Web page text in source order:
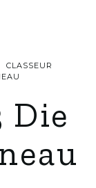
CLASSEUR
Die